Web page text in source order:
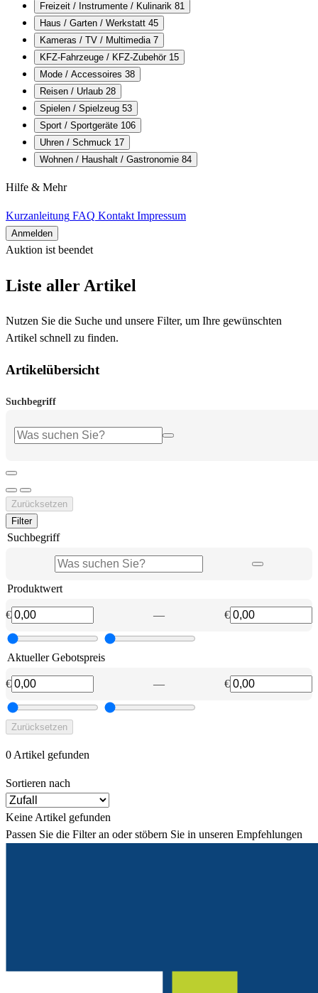
Freizeit / Instrumente / Kulinarik 81
Haus / Garten / Werkstatt 45
Kameras / TV / Multimedia 7
KFZ-Fahrzeuge / KFZ-Zubehör 15
Mode / Accessoires 38
Reisen / Urlaub 28
Spielen / Spielzeug 53
Sport / Sportgeräte 106
Uhren / Schmuck 17
Wohnen / Haushalt / Gastronomie 84
Hilfe & Mehr
Kurzanleitung FAQ Kontakt Impressum
Anmelden
Auktion ist beendet
Alle Artikel
Liste aller Artikel
Nutzen Sie die Suche und unsere Filter, um Ihre gewünschten
Artikel schnell zu finden.
Artikelübersicht
Suchbegriff
Zurücksetzen
Filter
Suchbegriff
Produktwert
€ — €
Aktueller Gebotspreis
€ — €
Zurücksetzen
0 Artikel gefunden
Sortieren nach
Keine Artikel gefunden
Passen Sie die Filter an oder stöbern Sie in unseren Empfehlungen